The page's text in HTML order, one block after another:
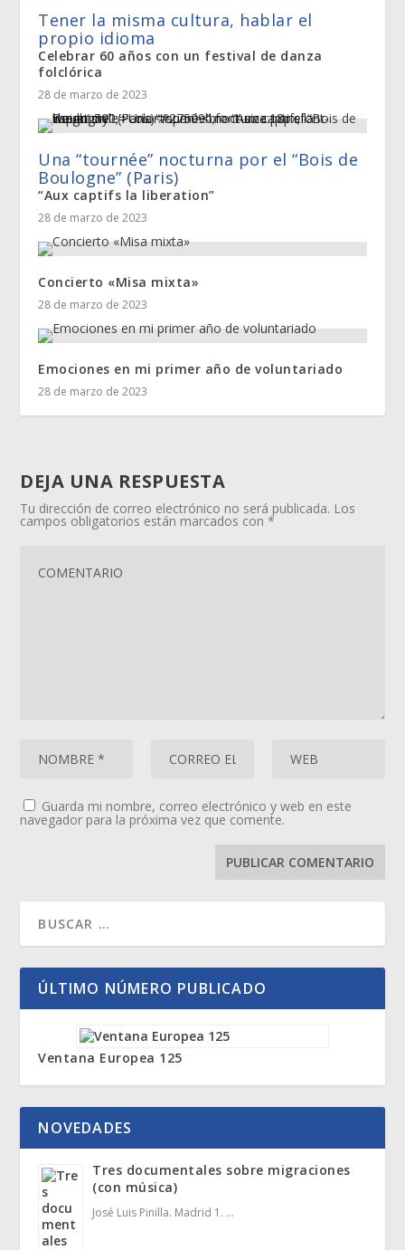
Tener la misma cultura, hablar el
propio idioma
Celebrar 60 años con un festival de danza
folclórica
28 de marzo de 2023
Una “tournée” nocturna por el “Bois de
Boulogne” (Paris)
“Aux captifs la liberation”
28 de marzo de 2023
Concierto «Misa mixta»
28 de marzo de 2023
Emociones en mi primer año de voluntariado
28 de marzo de 2023
DEJA UNA RESPUESTA
Tu dirección de correo electrónico no será publicada. Los
campos obligatorios están marcados con*
Guarda mi nombre, correo electrónico y web en este
navegador para la próxima vez que comente.
ÚLTIMO NÚMERO PUBLICADO
Ventana Europea 125
NOVEDADES
Tres documentales sobre migraciones
(con música)
José Luis Pinilla. Madrid 1. …